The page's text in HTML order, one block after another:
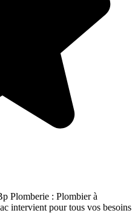
Plomberie : Plombier à
intervient pour tous vos besoins